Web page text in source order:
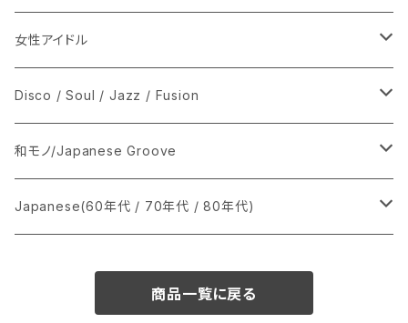
女性アイドル
シングル盤
あ行
か行
LP
CD
Disco / Soul / Jazz / Fusion
シングル盤
A
12インチ・シングル
和モノ/Japanese Groove
シングル盤
Japanese(60年代 / 70年代 / 80年代)
商品一覧に戻る